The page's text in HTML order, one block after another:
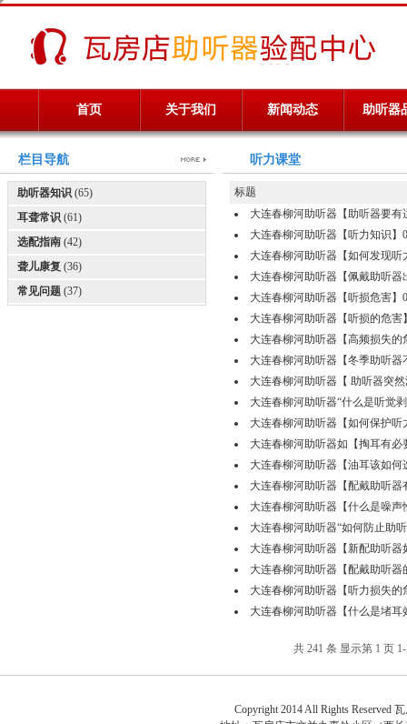
首页 关于我们 新闻动态 助听器
栏目导航
助听器知识 (65)
耳聋常识 (61)
选配指南 (42)
聋儿康复 (36)
常见问题 (37)
听力课堂
标题
大连春柳河助听器【助听器要有
大连春柳河助听器【听力知识】
大连春柳河助听器【如何发现听
大连春柳河助听器【佩戴助听器
大连春柳河助听器【听损危害】
大连春柳河助听器【听损的危害
大连春柳河助听器【高频损失的
大连春柳河助听器【冬季助听器
大连春柳河助听器【 助听器突
大连春柳河助听器“什么是听觉剥
大连春柳河助听器【如何保护听
大连春柳河助听器如【掏耳有必
大连春柳河助听器【油耳该如何
大连春柳河助听器【配戴助听器
大连春柳河助听器【什么是噪声
大连春柳河助听器“如何防止助
大连春柳河助听器【新配助听器
大连春柳河助听器【配戴助听器
大连春柳河助听器【听力损失的
大连春柳河助听器【什么是堵耳
共 241 条 显示第 1 页
Copyright 2014 All Rights Reserved